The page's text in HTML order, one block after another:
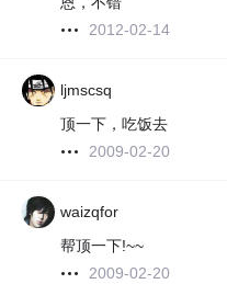
2012-02-14
ljmscsq
顶一下，吃饭去
2009-02-20
waizqfor
帮顶一下!~~
2009-02-20